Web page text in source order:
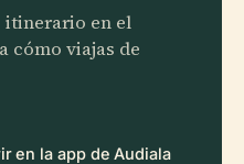
en el
cómo viajas de
en la app de Audiala